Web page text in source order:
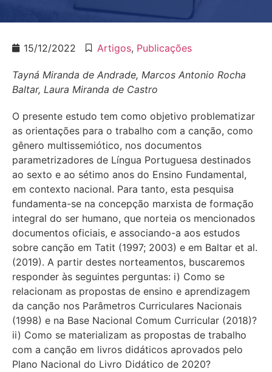
15/12/2022 Artigos, Publicações
Tayná Miranda de Andrade, Marcos Antonio Rocha
Baltar, Laura Miranda de Castro
O presente estudo tem como objetivo problematizar
as orientações para o trabalho com a canção, como
gênero multissemiótico, nos documentos
parametrizadores de Língua Portuguesa destinados
ao sexto e ao sétimo anos do Ensino Fundamental,
em contexto nacional. Para tanto, esta pesquisa
fundamenta-se na concepção marxista de formação
integral do ser humano, que norteia os mencionados
documentos oficiais, e associando-a aos estudos
sobre canção em Tatit (1997; 2003) e em Baltar et al.
(2019). A partir destes norteamentos, buscaremos
responder às seguintes perguntas: i) Como se
relacionam as propostas de ensino e aprendizagem
da canção nos Parâmetros Curriculares Nacionais
(1998) e na Base Nacional Comum Curricular (2018)?
ii) Como se materializam as propostas de trabalho
com a canção em livros didáticos aprovados pelo
Plano Nacional do Livro Didático de 2020?